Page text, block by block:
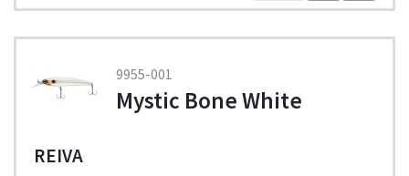
9955-001
Mystic Bone White
REIVA